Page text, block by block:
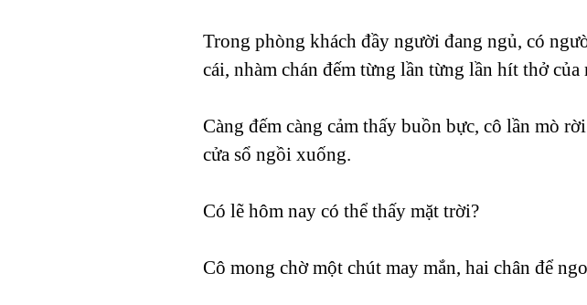
Trong phòng khách đầy người đang ngủ, có
cái, nhàm chán đếm từng lần từng lần hít thở của
Càng đếm càng cảm thấy buồn bực, cô lần mò
cửa sổ ngồi xuống.
Có lẽ hôm nay có thể thấy mặt trời?
Cô mong chờ một chút may mắn, hai chân để